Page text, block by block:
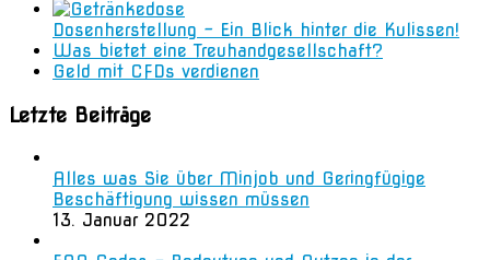
Dosenherstellung – Ein Blick hinter die Kulissen!
Was bietet eine Treuhandgesellschaft?
Geld mit CFDs verdienen
Letzte Beiträge
Alles was Sie über Minjob und Geringfügige
Beschäftigung wissen müssen
13. Januar 2022